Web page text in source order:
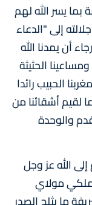
بما يسر الله لهم
إلى "الدعاء
أن يمدنا الله
الحثيثة
الحبيب رائدا
لقيم أشقائنا من
والوحدة
الله عز وجل
مولاي